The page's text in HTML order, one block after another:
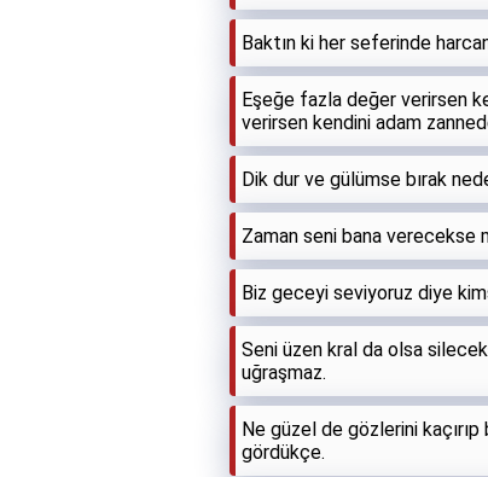
Baktın ki her seferinde
Eşeğe fazla değer verirsen
verirsen kendini adam
Dik dur ve gülümse bırak
Zaman seni bana verecekse
Biz geceyi seviyoruz diye
Seni üzen kral da olsa
uğraşmaz.
Ne güzel de gözlerini
gördükçe.